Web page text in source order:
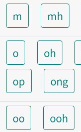
m mh
o oh
op
ong
oo ooh